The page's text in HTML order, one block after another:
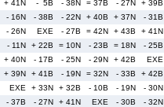
+ 41N - 5B - 38N = 37B - 27N + 39B
- 16N - 38B - 22N + 40B + 37N - 31B
- 26N EXE - 27B = 42N + 43B + 41N
- 11N + 22B = 10N - 23B = 18N - 25B
+ 40N - 17B - 25N - 29N + 42B EXE
+ 39N + 41B - 19N = 32N - 33B + 42B
EXE + 33N + 32B - 10B - 19N - 30N
- 37B - 27N + 41N EXE - 30B - 32N